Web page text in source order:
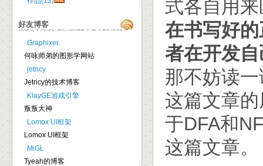
式各自用
在书写好
者在开发
那不妨读
这篇文章
于DFA和
这篇文章。
好友博客
Graphixer
何咏师弟的图形学网站
jetricy
Jetricy的技术博客
KlayGE游戏引擎
叛叛大神
Lomox UI框架
Lomox UI框架
MiGL
Tyeah的博客